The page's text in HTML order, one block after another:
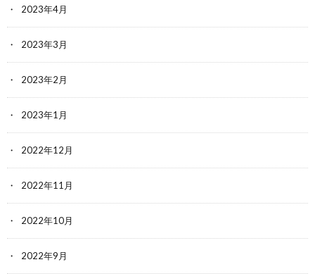
2023年4月
2023年3月
2023年2月
2023年1月
2022年12月
2022年11月
2022年10月
2022年9月